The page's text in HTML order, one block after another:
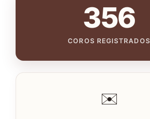
356
COROS REGISTRADOS
✉️